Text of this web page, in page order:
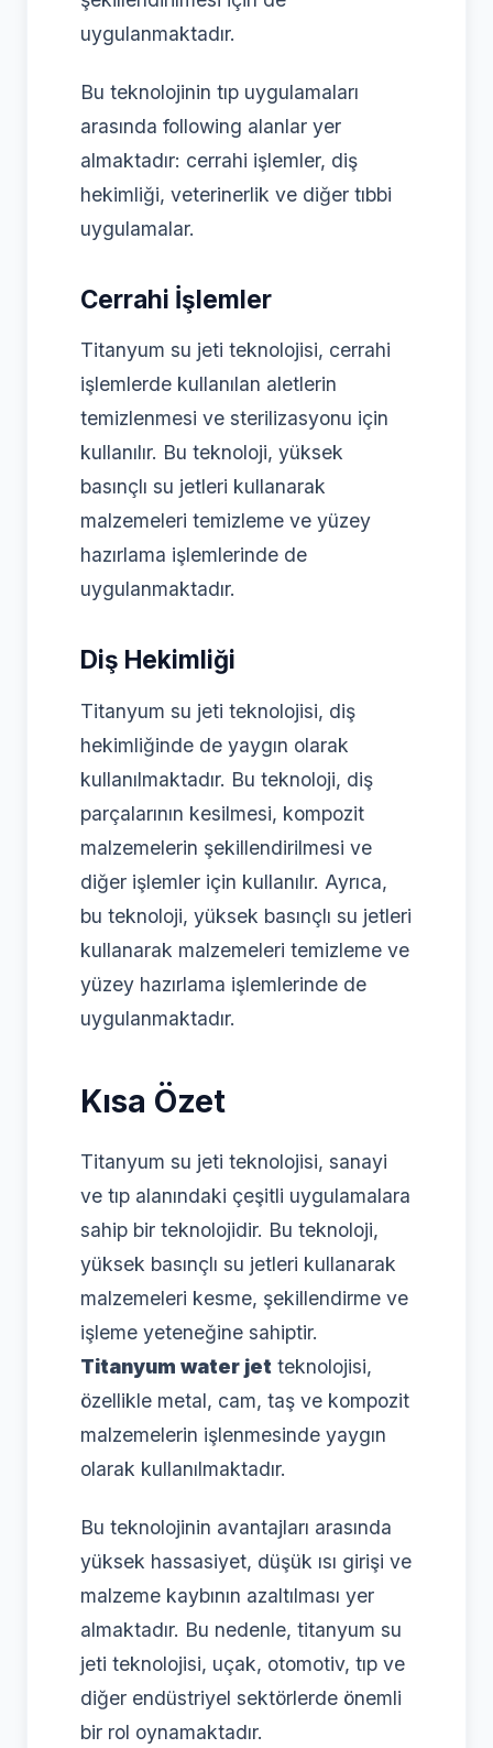
uygulanmaktadır.
Bu teknolojinin tıp uygulamaları
arasında following alanlar yer
almaktadır: cerrahi işlemler, diş
hekimliği, veterinerlik ve diğer tıbbi
uygulamalar.
Cerrahi İşlemler
Titanyum su jeti teknolojisi, cerrahi
işlemlerde kullanılan aletlerin
temizlenmesi ve sterilizasyonu için
kullanılır. Bu teknoloji, yüksek
basınçlı su jetleri kullanarak
malzemeleri temizleme ve yüzey
hazırlama işlemlerinde de
uygulanmaktadır.
Diş Hekimliği
Titanyum su jeti teknolojisi, diş
hekimliğinde de yaygın olarak
kullanılmaktadır. Bu teknoloji, diş
parçalarının kesilmesi, kompozit
malzemelerin şekillendirilmesi ve
diğer işlemler için kullanılır. Ayrıca,
bu teknoloji, yüksek basınçlı su jetleri
kullanarak malzemeleri temizleme ve
yüzey hazırlama işlemlerinde de
uygulanmaktadır.
Kısa Özet
Titanyum su jeti teknolojisi, sanayi
ve tıp alanındaki çeşitli uygulamalara
sahip bir teknolojidir. Bu teknoloji,
yüksek basınçlı su jetleri kullanarak
malzemeleri kesme, şekillendirme ve
işleme yeteneğine sahiptir.
Titanyum water jet teknolojisi,
özellikle metal, cam, taş ve kompozit
malzemelerin işlenmesinde yaygın
olarak kullanılmaktadır.
Bu teknolojinin avantajları arasında
yüksek hassasiyet, düşük ısı girişi ve
malzeme kaybının azaltılması yer
almaktadır. Bu nedenle, titanyum su
jeti teknolojisi, uçak, otomotiv, tıp ve
diğer endüstriyel sektörlerde önemli
bir rol oynamaktadır.